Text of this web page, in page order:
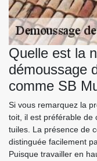
Quelle est la
démoussage
comme SB
Si vous remarquez la
toit, il est préférable de
tuiles. La présence de
distinguée facilement
Puisque travailler en